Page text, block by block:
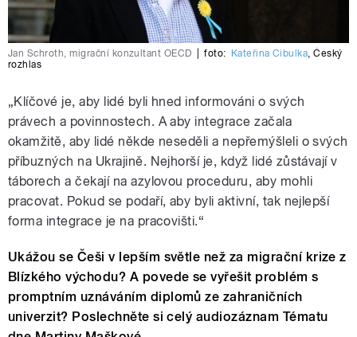
Jan Schroth, migrační konzultant OECD foto: Kateřina Cibulka,Český
rozhlas
„Klíčové je, aby lidé byli hned informováni o svých
právech a povinnostech. A aby integrace začala
okamžitě, aby lidé někde neseděli a nepřemýšleli o svých
příbuzných na Ukrajině. Nejhorší je, když lidé zůstávají v
táborech a čekají na azylovou proceduru, aby mohli
pracovat. Pokud se podaří, aby byli aktivní, tak nejlepší
forma integrace je na pracovišti.“
Ukážou se Češi v lepším světle než za migrační krize z
Blízkého východu? A povede se vyřešit problém s
promptním uznáváním diplomů ze zahraničních
univerzit? Poslechněte si celý audiozáznam Tématu